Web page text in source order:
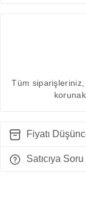
Tüm
Fiyatı
Satıcıya